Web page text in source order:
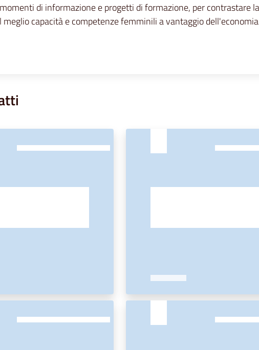
di informazione e progetti di formazione, per contrastare
meglio capacità e competenze femminili a vantaggio